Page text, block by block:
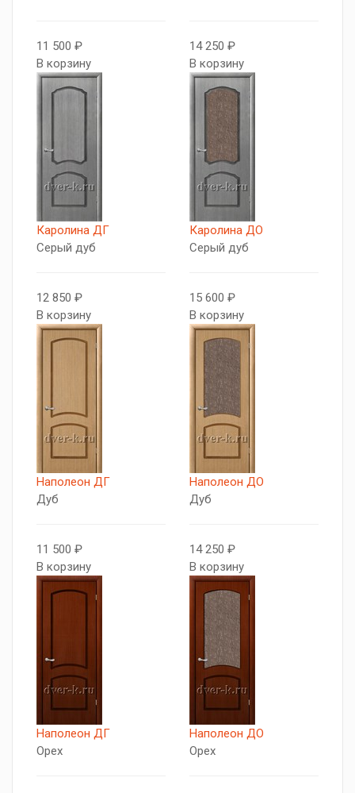
11 500 ₽
В корзину
14 250 ₽
В корзину
Каролина ДГ
Серый дуб
12 850 ₽
В корзину
Каролина ДО
Серый дуб
15 600 ₽
В корзину
Наполеон ДГ
Дуб
11 500 ₽
В корзину
Наполеон ДО
Дуб
14 250 ₽
В корзину
Наполеон ДГ
Орех
Наполеон ДО
Орех